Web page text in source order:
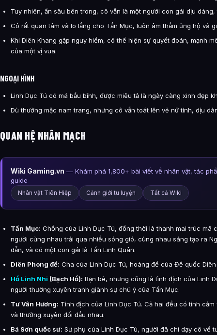
Tuy nhiên, ẩn sâu bên trong, cô vẫn là một người con gái dịu dàng,
Cô rất quan tâm và lo lắng cho Tần Mục, luôn âm thầm ủng hộ và
Khi Diên Khang gặp nguy hiểm, cô thể hiện sự quyết đoán, mạnh
của một vị vua.
NGOẠI HÌNH
Linh Dục Tú có má bầu bĩnh, được miêu tả là ngày càng xinh đẹp
Dù thường mặc nam trang, nhưng cô vẫn toát lên vẻ nữ tính, dịu
QUAN HỆ NHÂN MẠCH
Wiki Gaming.vn — Khám phá 1,800+ bài viết về nhân vật, tác
guide
Nhân vật Tiên Hiệp Cảnh giới tu luyện Tất cả Wiki
Tần Mục: Chồng của Linh Dục Tú, đồng thời là thanh mai trúc mã
người cùng nhau trải qua nhiều sóng gió, cùng nhau sáng tạo ra
dẫn, và có một con gái là Tần Linh Quân.
Diên Phong đế: Cha của Linh Dục Tú, hoàng đế của Đế quốc Diên
Hồ Linh Nhi (Bạch Hồ): Bạn bè, nhưng cũng là tình địch của Linh
người thường xuyên tranh giành sự chú ý của Tần Mục.
Tư Vân Hương: Tình địch của Linh Dục Tú. Cả hai đều có tình cảm
và thường xuyên đối đầu nhau.
Bá Sơn quốc sư: Sư phụ của Linh Dục Tú, người đã chỉ dạy cô về